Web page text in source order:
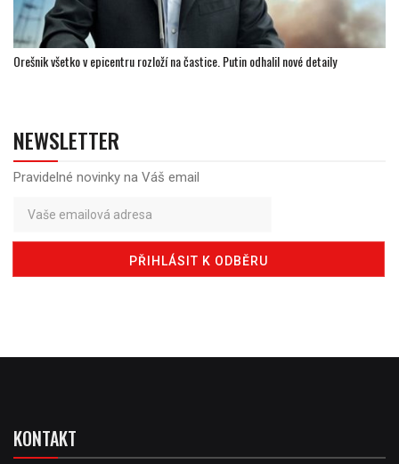
Orešnik všetko v epicentru rozloží na častice. Putin odhalil nové detaily
NEWSLETTER
Pravidelné novinky na Váš email
KONTAKT